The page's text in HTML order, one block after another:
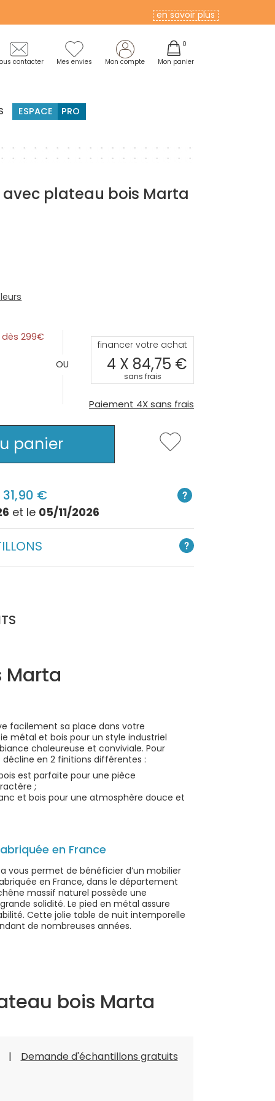
en savoir plus
contacter Mes envies Mon compte
0
Mon panier
ESPACE PRO
plateau bois Marta
dès 299
financer votre achat
4 X 84,75
sans frais
Paiement 4X sans frais
panier
31,90
et le 05/11/2026
Marta
facilement sa place dans votre
métal et bois pour un style industriel
chaleureuse et conviviale. Pour
décline en 2 finitions différentes :
est parfaite pour une pièce
;
et bois pour une atmosphère douce et
en France
vous permet de bénéficier d’un mobilier
en France, dans le département
massif naturel possède une
solidité. Le pied en métal assure
Cette jolie table de nuit intemporelle
de nombreuses années.
bois Marta
Demande d'échantillons gratuits